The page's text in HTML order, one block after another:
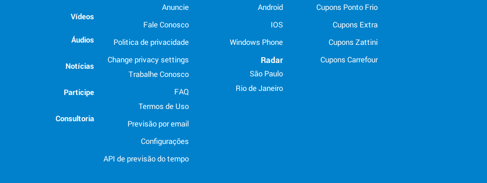
Cupons Ponto Frio
Cupons Extra
Cupons Zattini
Cupons Carrefour
Android
IOS
Windows Phone
Radar
São Paulo
Rio de Janeiro
Anuncie
Fale Conosco
Politica de privacidade
Change privacy settings
Trabalhe Conosco
FAQ
Termos de Uso
Previsão por email
Configurações
API de previsão do tempo
Vídeos
Áudios
Notícias
Participe
Consultoria